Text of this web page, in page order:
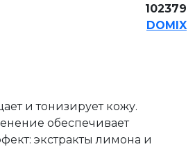
102379
DOMIX
и тонизирует кожу.
обеспечивает
экстракты лимона и